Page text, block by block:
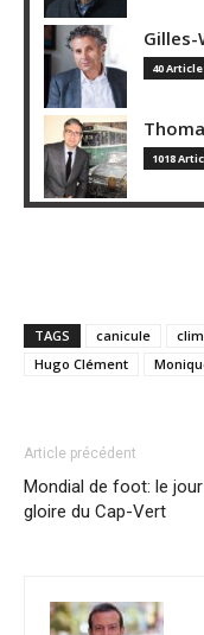
Gilles-
40
1018
TAGS canicule
Hugo Clément
Article précédent
Mondial de foot: le
gloire du Cap-Vert